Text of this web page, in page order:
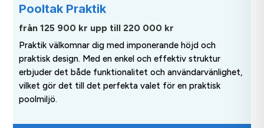
Pooltak Praktik
från 125 900 kr upp till220 000 kr
Praktik välkomnar dig med imponerande höjd och
praktisk design. Med en enkel och effektiv struktur
erbjuder det både funktionalitet och användarvänlighet,
vilket gör det till det perfekta valet för en praktisk
poolmiljö.